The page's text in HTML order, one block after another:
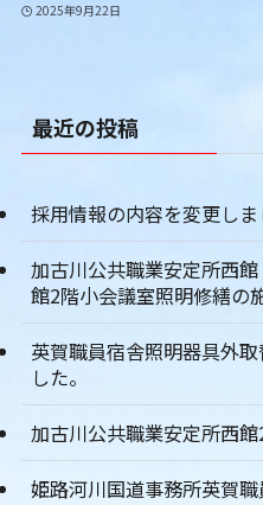
2025年9月22日
最近の投稿
採用情報の内容を変更しま
加古川公共職業安定所西
館2階小会議室照明修繕の
英賀職員宿舎照明器具外
した。
加古川公共職業安定所西
姫路河川国道事務所英賀